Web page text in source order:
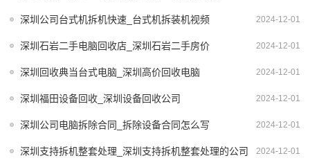
2024-12-01
深圳公司台式机拆机快速_台式机拆装机视频
2024-12-01
深圳石岩二手电脑回收店_深圳石岩二手房价
2024-12-01
深圳回收典当台式电脑_深圳高价回收电脑
2024-12-01
深圳福田设备回收_深圳设备回收公司
2024-12-01
深圳公司电脑拆除合同_拆除设备合同怎么写
2024-12-01
深圳支持拆机整套处理_深圳支持拆机整套处理的公司